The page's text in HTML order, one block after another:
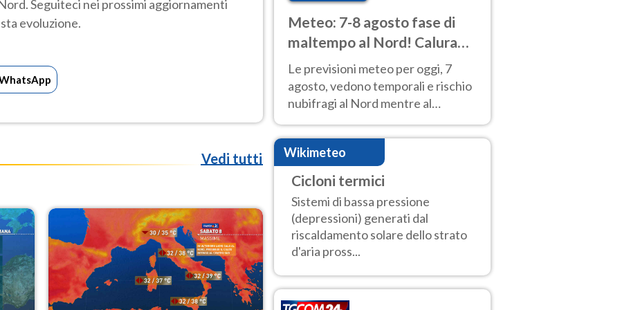
Seguiteci nei prossimi aggiornamenti
evoluzione.
Vedi tutti
Meteo: 7-8 agosto fase di
maltempo al Nord! Calura
fino a Ferragosto
Le previsioni meteo per oggi, 7
agosto, vedono temporali e rischio
nubifragi al Nord mentre al
Centro-Sud sole e caldo sempre
molto intenso.
Wikimeteo
Cicloni termici
Sistemi di bassa pressione
(depressioni) generati dal
riscaldamento solare dello strato
d'aria pross...